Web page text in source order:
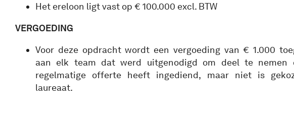
Het ereloon ligt vast op € 100.000 excl. BTW
VERGOEDING
Voor deze opdracht wordt een vergoeding van € 1.000
aan elk team dat werd uitgenodigd om deel te nemen
regelmatige offerte heeft ingediend, maar niet is
laureaat.